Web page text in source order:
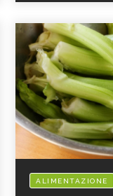
ALIMENTAZIONE